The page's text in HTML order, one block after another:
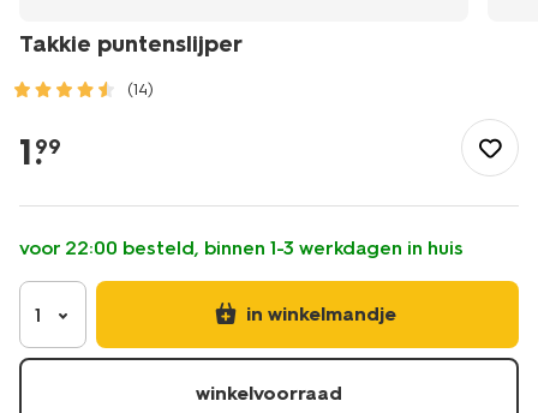
Takkie puntenslijper
(14)
hobby/tekenen-
schilderen/kleurpotloden/takkie-
puntenslijper-
-15900481.html
1.
99
voor 22:00 besteld, binnen 1-3 werkdagen in huis
1 in winkelmandje
winkelvoorraad